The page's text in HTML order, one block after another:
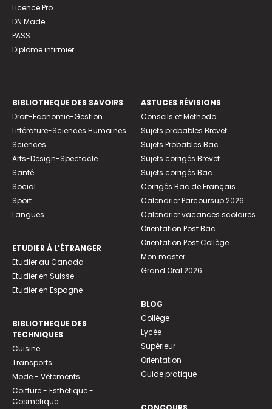
Licence Pro
DN Made
PASS
Diplome infirmier
BIBLIOTHEQUE DES SAVOIRS
Droit-Economie-Gestion
Littérature-Sciences Humaines
Sciences
Arts-Design-Spectacle
Santé
Social
Sport
Langues
ETUDIER À L’ÉTRANGER
Etudier au Canada
Etudier en Suisse
Etudier en Espagne
BIBLIOTHEQUE DES
TECHNIQUES
Cuisine
Transports
Mode - Vêtements
Coiffure - Esthétique -
Cosmétique
ASTUCES RÉVISIONS
Conseils et Méthodo
Sujets probables Brevet
Sujets Probables Bac
Sujets corrigés Brevet
Sujets corrigés Bac
Corrigés Bac de Français
Calendrier Parcoursup 2026
Calendrier vacances scolaires
Orientation Post Bac
Orientation Post Collège
Mon master
Grand Oral 2026
BLOG
Collège
Lycée
Supérieur
Orientation
Guide pratique